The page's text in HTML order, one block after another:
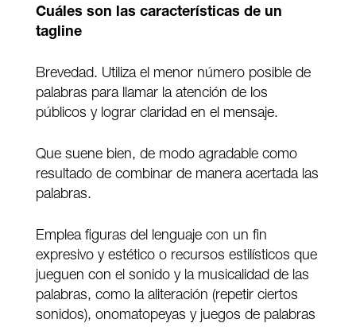
Cuáles son las características de un
tagline
Brevedad. Utiliza el menor número posible de
palabras para llamar la atención de los
públicos y lograr claridad en el mensaje.
Que suene bien, de modo agradable como
resultado de combinar de manera acertada las
palabras.
Emplea figuras del lenguaje con un fin
expresivo y estético o recursos estilísticos que
jueguen con el sonido y la musicalidad de las
palabras, como la aliteración (repetir ciertos
sonidos), onomatopeyas y juegos de palabras